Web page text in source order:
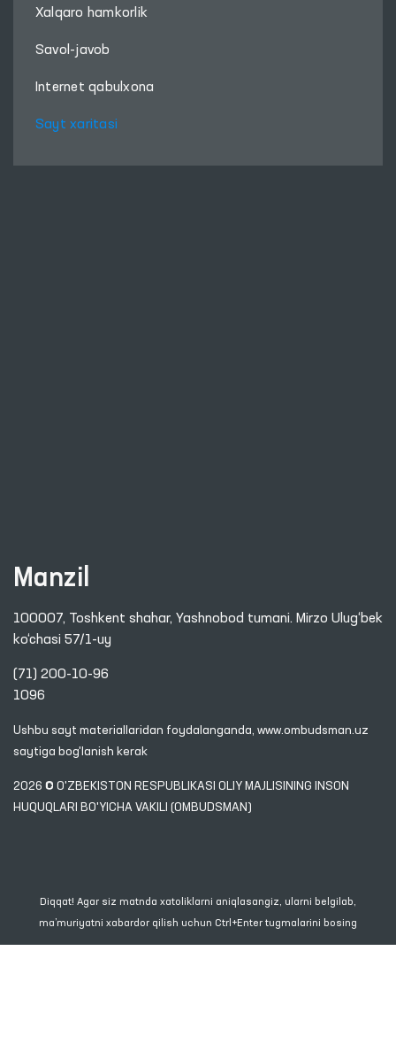
Xalqaro hamkorlik
Savol-javob
Internet qabulxona
Sayt xaritasi
Manzil
100007, Toshkent shahar, Yashnobod tumani. Mirzo Ulug‘bek
ko‘chasi 57/1-uy
(71) 200-10-96
1096
Ushbu sayt materiallaridan foydalanganda, www.ombudsman.uz
saytiga bog'lanish kerak
2026 © O'ZBEKISTON RESPUBLIKASI OLIY MAJLISINING INSON
HUQUQLARI BO'YICHA VAKILI (OMBUDSMAN)
Diqqat! Agar siz matnda xatoliklarni aniqlasangiz, ularni belgilab,
ma’muriyatni xabardor qilish uchun Ctrl+Enter tugmalarini bosing